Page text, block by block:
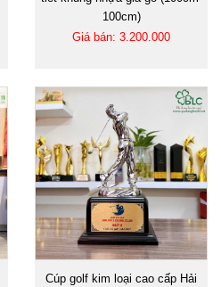
100cm)
Giá bán: 3.200.000
Cúp golf kim loại cao cấp Hải